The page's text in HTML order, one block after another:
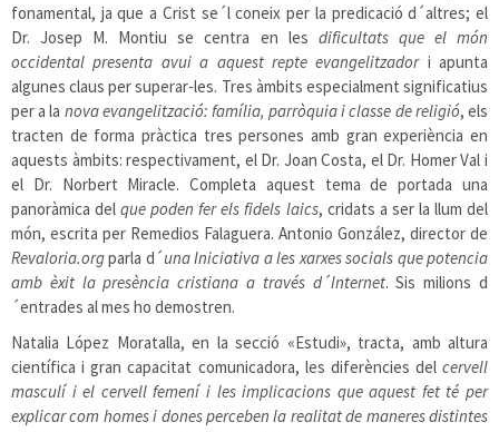
fonamental, ja que a Crist se´l coneix per la predicació d´altres; el
Dr. Josep M. Montiu se centra en les dificultats que el món
occidental presenta avui a aquest repte evangelitzadori apunta
algunes claus per superar-les. Tres àmbits especialment significatius
per a la nova evangelització: família, parròquia i classe de religió, els
tracten de forma pràctica tres persones amb gran experiència en
aquests àmbits: respectivament, el Dr. Joan Costa, el Dr. Homer Val i
el Dr. Norbert Miracle. Completa aquest tema de portada una
panoràmica delque poden fer els fidels laics, cridats a ser la llum del
món, escrita per Remedios Falaguera. Antonio González, director de
Revaloria.orgparla d´una Iniciativa a les xarxes socials que potencia
amb èxit la presència cristiana a través d´Internet. Sis milions d
´entrades al mes ho demostren.
Natalia López Moratalla, en la secció «Estudi», tracta, amb altura
científica i gran capacitat comunicadora, les diferències del cervell
masculí i el cervell femení i les implicacions que aquest fet té per
explicar com homes i dones perceben la realitat de maneres distintes